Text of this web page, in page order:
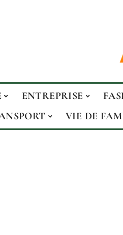
ENTREPRISE
VIE DE